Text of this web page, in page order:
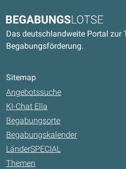
Begabungslotse
Das deutschlandweite Portal zur
Begabungsförderung.
Sitemap
Angebotssuche
KI-Chat Ella
Begabungsorte
Begabungskalender
LänderSPECIAL
Themen